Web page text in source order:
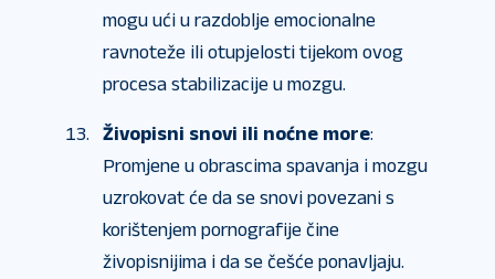
mogu ući u razdoblje emocionalne
ravnoteže ili otupjelosti tijekom ovog
procesa stabilizacije u mozgu.
Živopisni snovi ili noćne more:
Promjene u obrascima spavanja i mozgu
uzrokovat će da se snovi povezani s
korištenjem pornografije čine
živopisnijima i da se češće ponavljaju.